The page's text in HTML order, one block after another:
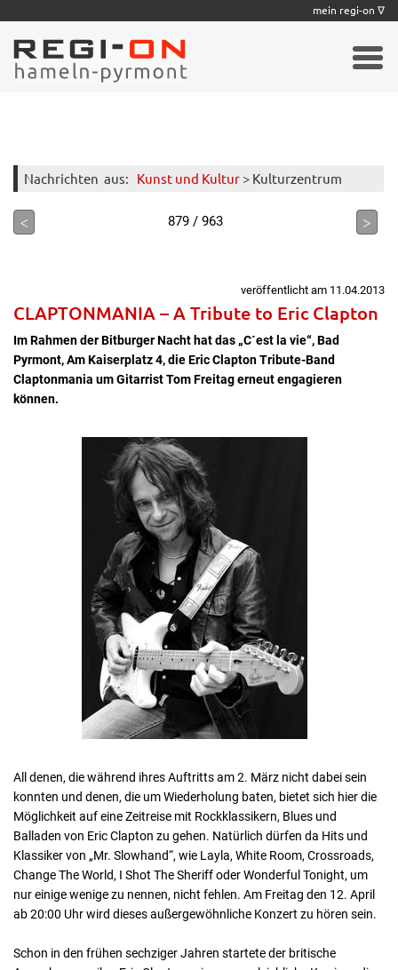
Nachrichten aus: Kunst und Kultur > Kulturzentrum
< 879 / 963 >
veröffentlicht am 11.04.2013
CLAPTONMANIA – A Tribute to Eric Clapton
Im Rahmen der Bitburger Nacht hat das „C´est la vie“, Bad
Pyrmont, Am Kaiserplatz 4, die Eric Clapton Tribute-Band
Claptonmania um Gitarrist Tom Freitag erneut engagieren
können.
All denen, die während ihres Auftritts am 2. März nicht dabei sein
konnten und denen, die um Wiederholung baten, bietet sich hier die
Möglichkeit auf eine Zeitreise mit Rockklassikern, Blues und
Balladen von Eric Clapton zu gehen. Natürlich dürfen da Hits und
Klassiker von „Mr. Slowhand“, wie Layla, White Room, Crossroads,
Change The World, I Shot The Sheriff oder Wonderful Tonight, um
nur einige wenige zu nennen, nicht fehlen. Am Freitag den 12. April
ab 20:00 Uhr wird dieses außergewöhnliche Konzert zu hören sein.
Schon in den frühen sechziger Jahren startete der britische
mein regi-on ∇